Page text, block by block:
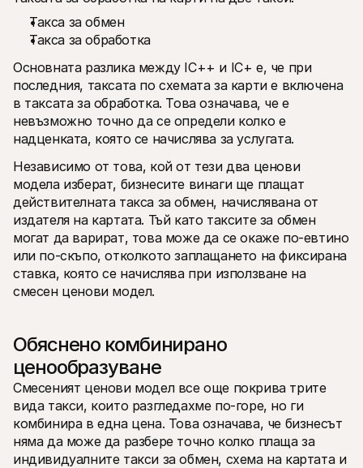
Такса за обмен
Такса за обработка
Основната разлика между IC++ и IC+ е, че при
последния, таксата по схемата за карти е включена
в таксата за обработка. Това означава, че е
невъзможно точно да се определи колко е
надценката, която се начислява за услугата.
Независимо от това, кой от тези два ценови
модела изберат, бизнесите винаги ще плащат
действителната такса за обмен, начислявана от
издателя на картата. Тъй като таксите за обмен
могат да варират, това може да се окаже по-евтино
или по-скъпо, отколкото заплащането на фиксирана
ставка, която се начислява при използване на
смесен ценови модел.
Обяснено комбинирано
ценообразуване
Смесеният ценови модел все още покрива трите
вида такси, които разгледахме по-горе, но ги
комбинира в една цена. Това означава, че бизнесът
няма да може да разбере точно колко плаща за
индивидуалните такси за обмен, схема на картата и